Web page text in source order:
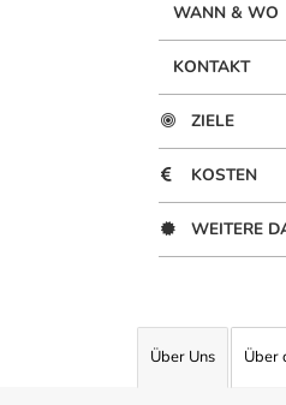
WANN & WO
KONTAKT
ZIELE
KOSTEN
WEITERE
Über Uns Über